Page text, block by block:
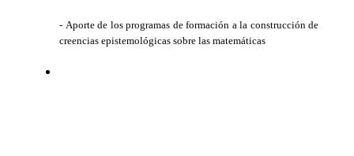
- Aporte de los programas de formación a la construcción de
creencias epistemológicas sobre las matemáticas